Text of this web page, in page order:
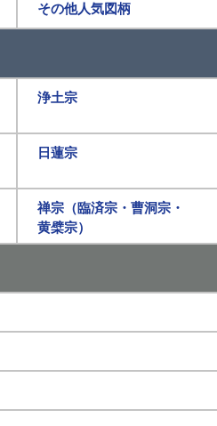
その他人気図柄
浄土宗
日蓮宗
禅宗（臨済宗・曹洞宗・
黄檗宗）